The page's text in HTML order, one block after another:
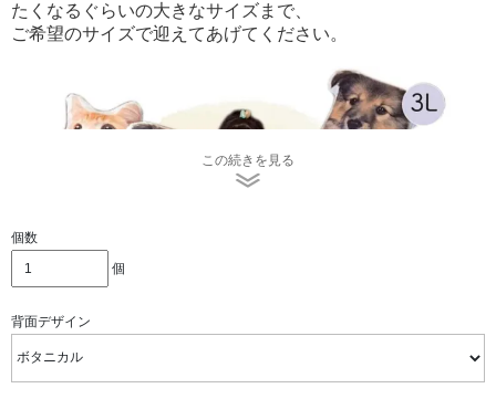
たくなるぐらいの大きなサイズまで、
ご希望のサイズで迎えてあげてください。
この続きを見る
個数
個
背面デザイン